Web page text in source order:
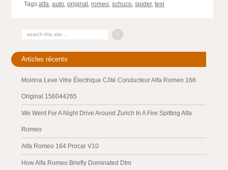
Tags:alfa,auto,original ,romeo,schuco,spider,texi
Articles récents
Moirina Leve Vitre Électrique Côté Conducteur Alfa Romeo 166
Original 156044265
We Went For A Night Drive Around Zurich In A Fire Spitting Alfa
Romeo
Alfa Romeo 164 Procar V10
How Alfa Romeo Briefly Dominated Dtm